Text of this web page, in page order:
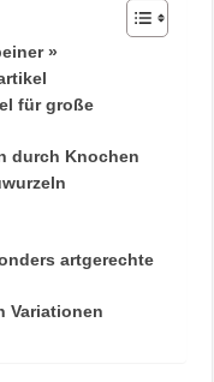
»
für große
durch Knochen
artgerechte
Variationen